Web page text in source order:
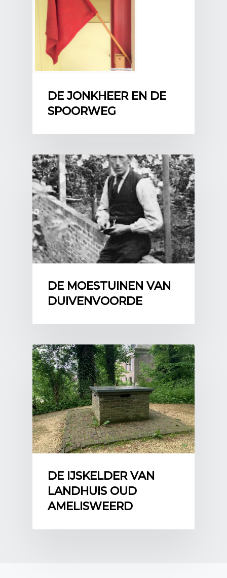
DE JONKHEER EN DE
SPOORWEG
DE MOESTUINEN VAN
DUIVENVOORDE
DE IJSKELDER VAN
LANDHUIS OUD
AMELISWEERD